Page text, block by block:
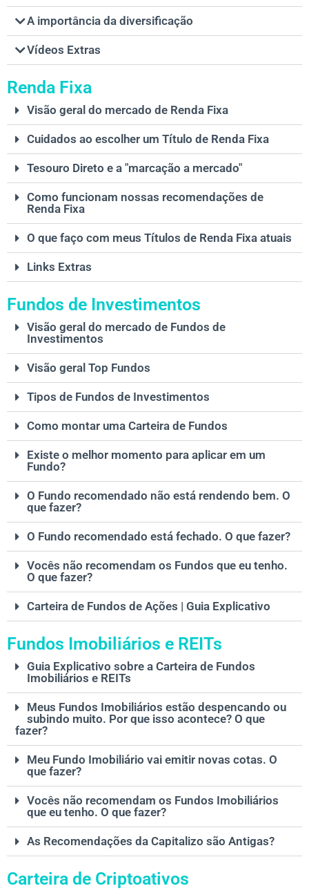
A importância da diversificação
Vídeos Extras
Renda Fixa
Visão geral do mercado de Renda Fixa
Cuidados ao escolher um Título de Renda Fixa
Tesouro Direto e a "marcação a mercado"
Como funcionam nossas recomendações de
Renda Fixa
O que faço com meus Títulos de Renda Fixa atuais
Links Extras
Fundos de Investimentos
Visão geral do mercado de Fundos de
Investimentos
Visão geral Top Fundos
Tipos de Fundos de Investimentos
Como montar uma Carteira de Fundos
Existe o melhor momento para aplicar em um
Fundo?
O Fundo recomendado não está rendendo bem. O
que fazer?
O Fundo recomendado está fechado. O que fazer?
Vocês não recomendam os Fundos que eu tenho.
O que fazer?
Carteira de Fundos de Ações | Guia Explicativo
Fundos Imobiliários e REITs
Guia Explicativo sobre a Carteira de Fundos
Imobiliários e REITs
Meus Fundos Imobiliários estão despencando ou
subindo muito. Por que isso acontece? O que
fazer?
Meu Fundo Imobiliário vai emitir novas cotas. O
que fazer?
Vocês não recomendam os Fundos Imobiliários
que eu tenho. O que fazer?
As Recomendações da Capitalizo são Antigas?
Carteira de Criptoativos